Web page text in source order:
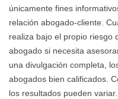
únicamente fines
relación abogado-cliente.
realiza bajo el propio riesgo
abogado si necesita
una divulgación completa,
abogados bien calificados.
los resultados pueden